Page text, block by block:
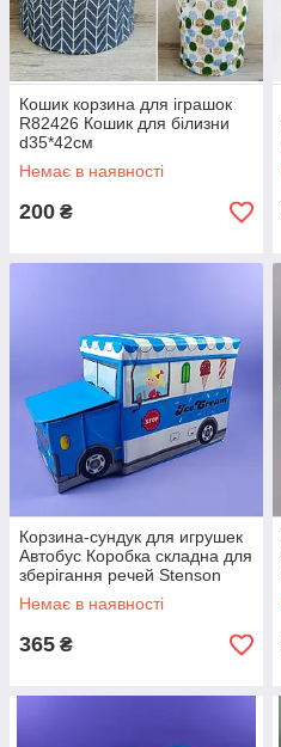
Кошик корзина для іграшок
R82426 Кошик для білизни
d35*42см
Немає в наявності
200 ₴
Корзина-сундук для игрушек
Автобус Коробка складна для
зберігання речей Stenson
WW01364 55x25x31см синій
Немає в наявності
365 ₴